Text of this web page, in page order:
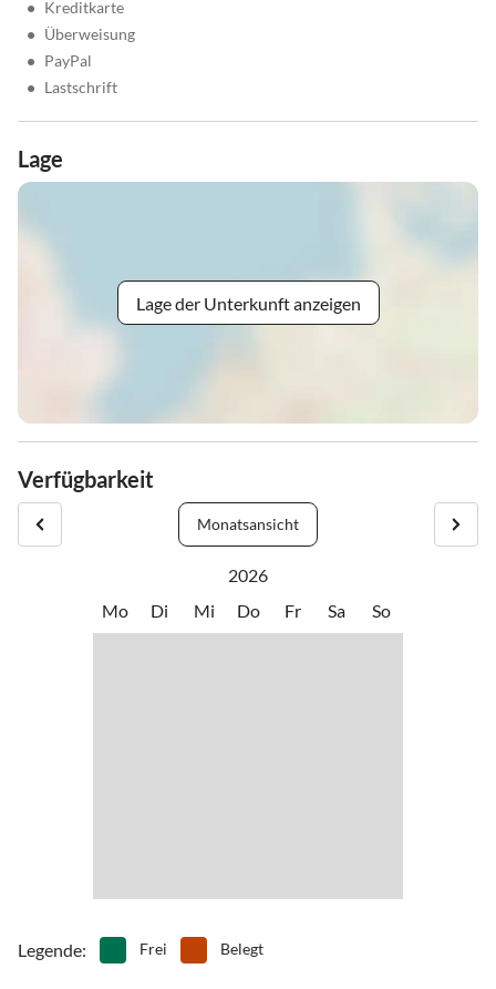
• Kreditkarte
• Überweisung
• PayPal
• Lastschrift
Lage
Lage der Unterkunft anzeigen
Verfügbarkeit
Monatsansicht
2026
Mo
Di Mi Do Fr Sa So
Legende: Frei Belegt